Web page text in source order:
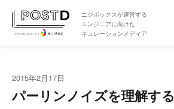
ニジボックスが運営する
エンジニアに向けた
キュレーションメディア
2015年2月17日
パーリンノイズを理解する